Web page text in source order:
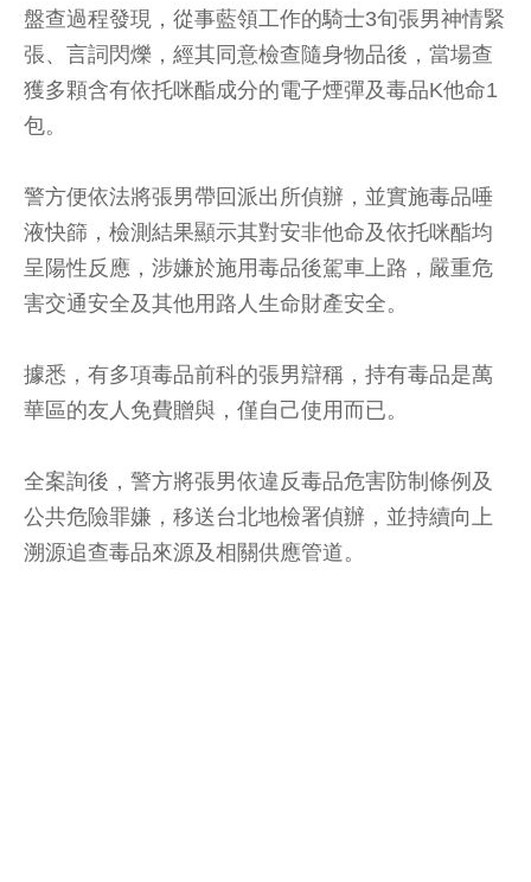
盤查過程發現，從事藍領工作的騎士3旬張男神情緊
張、言詞閃爍，經其同意檢查隨身物品後，當場查
獲多顆含有依托咪酯成分的電子煙彈及毒品K他命1
包。
警方便依法將張男帶回派出所偵辦，並實施毒品唾
液快篩，檢測結果顯示其對安非他命及依托咪酯均
呈陽性反應，涉嫌於施用毒品後駕車上路，嚴重危
害交通安全及其他用路人生命財產安全。
據悉，有多項毒品前科的張男辯稱，持有毒品是萬
華區的友人免費贈與，僅自己使用而已。
全案詢後，警方將張男依違反毒品危害防制條例及
公共危險罪嫌，移送台北地檢署偵辦，並持續向上
溯源追查毒品來源及相關供應管道。